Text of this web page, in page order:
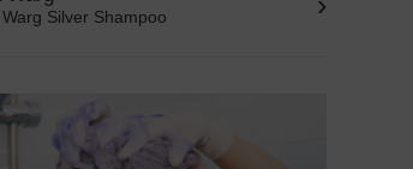
Silver Shampoo